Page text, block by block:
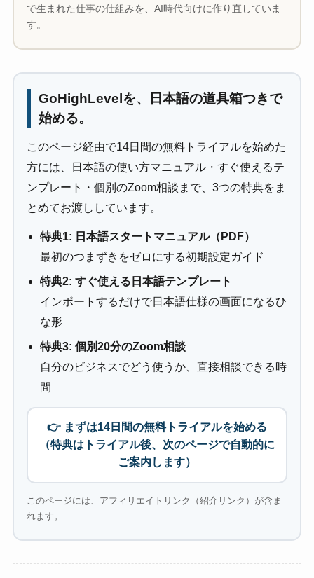
で生まれた仕事の仕組みを、AI時代向けに作り直していま
す。
GoHighLevelを、日本語の道具箱つきで
始める。
このページ経由で14日間の無料トライアルを始めた
方には、日本語の使い方マニュアル・すぐ使えるテ
ンプレート・個別のZoom相談まで、3つの特典をま
とめてお渡ししています。
特典1: 日本語スタートマニュアル（PDF）
最初のつまずきをゼロにする初期設定ガイド
特典2: すぐ使える日本語テンプレート
インポートするだけで日本語仕様の画面になるひ
な形
特典3: 個別20分のZoom相談
自分のビジネスでどう使うか、直接相談できる時
間
👉 まずは14日間の無料トライアルを始める
（特典はトライアル後、次のページで自動的に
ご案内します）
このページには、アフィリエイトリンク（紹介リンク）が含ま
れます。